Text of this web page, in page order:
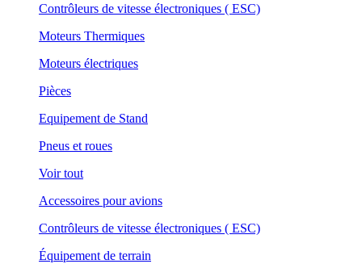
Contrôleurs de vitesse électroniques ( ESC)
Moteurs Thermiques
Moteurs électriques
Pièces
Equipement de Stand
Pneus et roues
Voir tout
Accessoires pour avions
Contrôleurs de vitesse électroniques ( ESC)
Équipement de terrain